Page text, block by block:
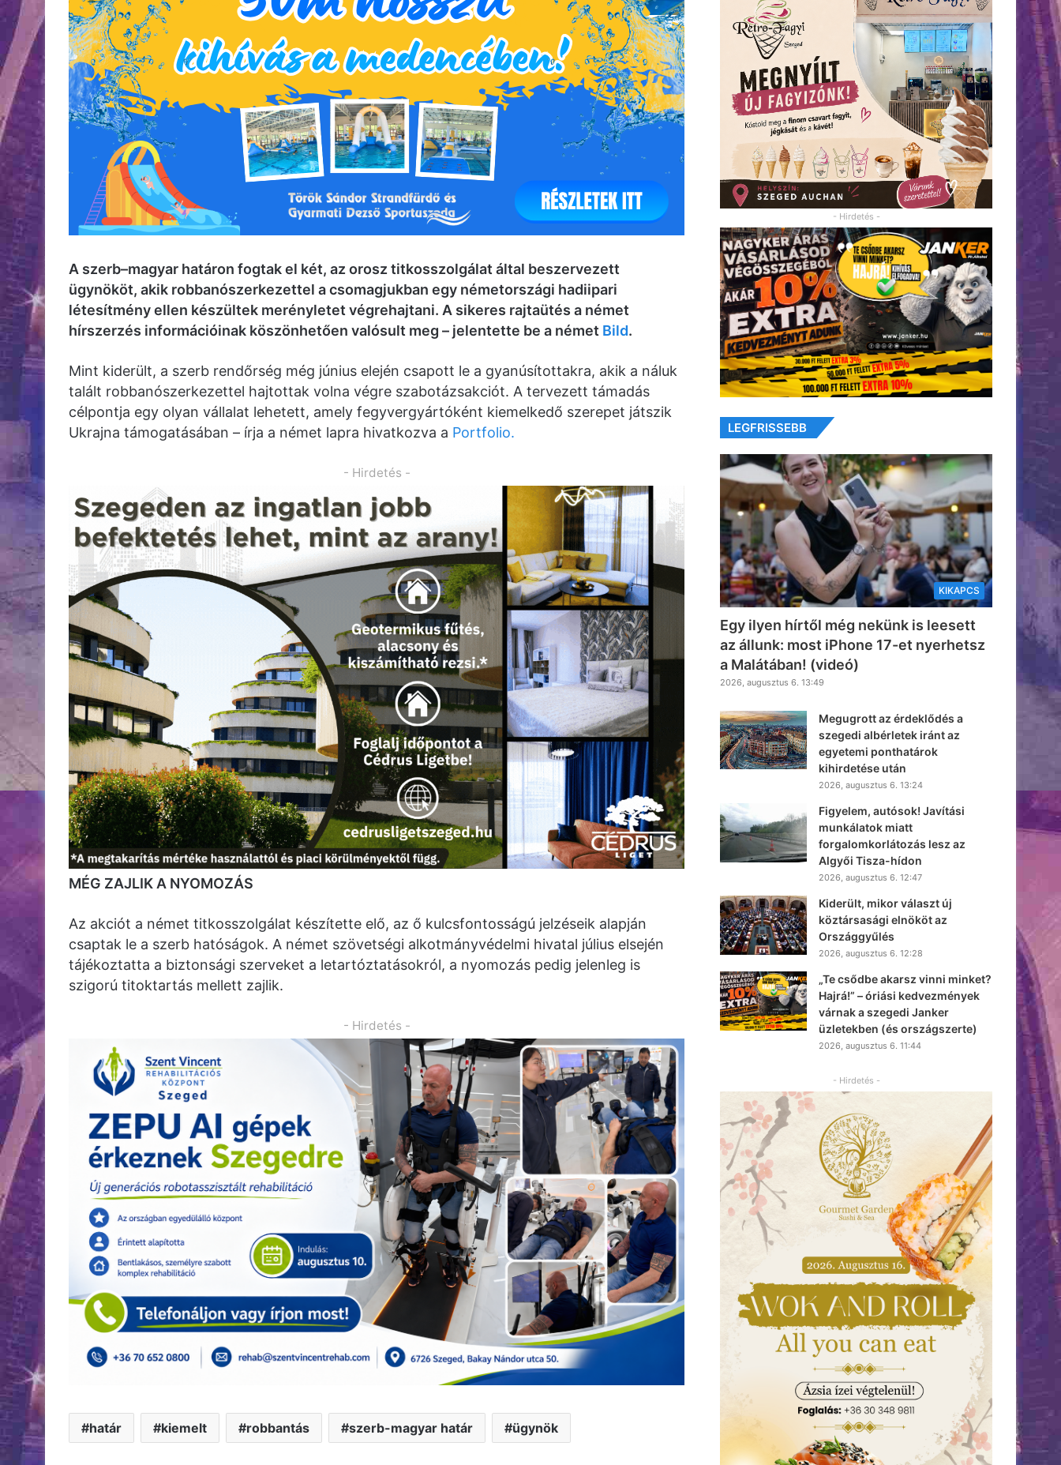
A szerb–magyar határon fogtak el két, az orosz titkosszolgálat által beszervezett
ügynököt, akik robbanószerkezettel a csomagjukban egy németországi hadiipari
létesítmény ellen készültek merényletet végrehajtani. A sikeres rajtaütés a német
hírszerzés információinak köszönhetően valósult meg – jelentette be a német Bild.
Mint kiderült, a szerb rendőrség még június elején csapott le a gyanúsítottakra, akik a náluk
talált robbanószerkezettel hajtottak volna végre szabotázsakciót. A tervezett támadás
célpontja egy olyan vállalat lehetett, amely fegyvergyártóként kiemelkedő szerepet játszik
Ukrajna támogatásában – írja a német lapra hivatkozva a Portfolio.
- Hirdetés -
MÉG ZAJLIK A NYOMOZÁS
Az akciót a német titkosszolgálat készítette elő, az ő kulcsfontosságú jelzéseik alapján
csaptak le a szerb hatóságok. A német szövetségi alkotmányvédelmi hivatal július elsején
tájékoztatta a biztonsági szerveket a letartóztatásokról, a nyomozás pedig jelenleg is
szigorú titoktartás mellett zajlik.
- Hirdetés -
határ kiemelt robbantás szerb-magyar határ ügynök
- Hirdetés -
LEGFRISSEBB
KIKAPCS
Egy ilyen hírtől még nekünk is leesett
az állunk: most iPhone 17-et nyerhetsz
a Malátában! (videó)
2026, augusztus 6. 13:49
Megugrott az érdeklődés a
szegedi albérletek iránt az
egyetemi ponthatárok
kihirdetése után
2026, augusztus 6. 13:24
Figyelem, autósok! Javítási
munkálatok miatt
forgalomkorlátozás lesz az
Algyői Tisza-hídon
2026, augusztus 6. 12:47
Kiderült, mikor választ új
köztársasági elnököt az
Országgyűlés
2026, augusztus 6. 12:28
„Te csődbe akarsz vinni minket?
Hajrá!” – óriási kedvezmények
várnak a szegedi Janker
üzletekben (és országszerte)
2026, augusztus 6. 11:44
- Hirdetés -